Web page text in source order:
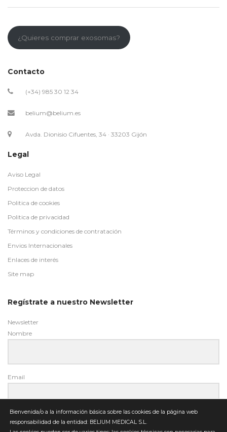
¿Quieres comprar exosomas?
Contacto
(+34) 985 30 12 34
belium@belium.es
Avda. Dionisio Cifuentes, 34 · 33203 Gijón
Legal
Aviso Legal
Proteccion de datos
Politica de cookies
Politica de privacidad
Términos y condiciones de contratación
Envios Internacionales
Enlaces de interés
Site map
Regístrate a nuestro Newsletter
Newsletter
Nombre
Email
Bienvenida/o a la información básica sobre las cookies de la página web
responsabilidad de la entidad: BELIUM MEDICAL S.L.